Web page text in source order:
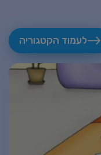
לעמוד הקטגוריה